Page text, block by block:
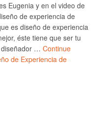
Eugenia y en el video de
de experiencia de
es diseño de experiencia
éste tiene que ser tu
diseñador … Continue
de Experiencia de